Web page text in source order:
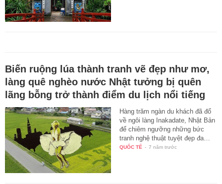
Biến ruộng lúa thành tranh vẽ đẹp như mơ,
làng quê nghèo nước Nhật tưởng bị quên
lãng bỗng trở thành điểm du lịch nổi tiếng
Hàng trăm ngàn du khách đã đổ
về ngôi làng Inakadate, Nhật Bản
để chiêm ngưỡng những bức
tranh nghệ thuật tuyệt đẹp đa…
QUỐC TẾ - 7 năm trước